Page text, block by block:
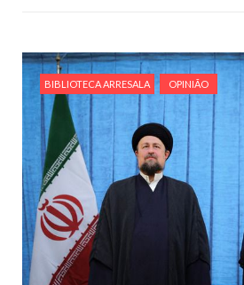
BIBLIOTECA ARRESALA OPINIÃO